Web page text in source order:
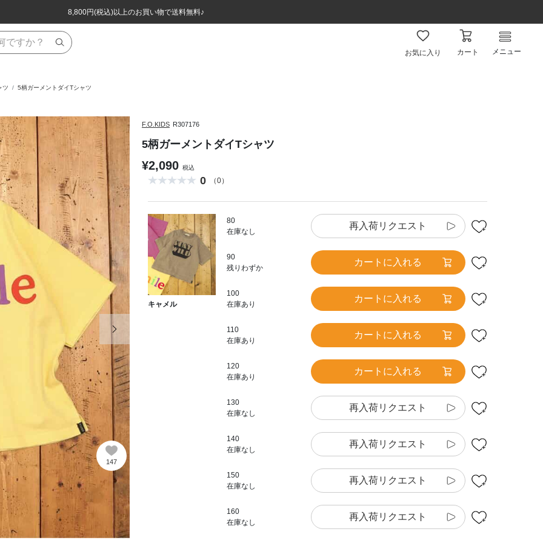
8,800円(税込)以上のお買い物で送料無料♪
ほぼ全品半額！！8/12(水)お昼12:59まで！！
8,800円(税込)以上のお買い物で送料無料♪
ほぼ全品半額！！8/12(水)お昼12:59まで！！
お気に入り カート メニュー
ツ 5柄ガーメントダイTシャツ
147
F.O.KIDS R307176
5柄ガーメントダイTシャツ
¥2,090 税込
0 （0）
キャメル
80
在庫なし
再入荷リクエスト
90
残りわずか
カートに入れる
100
在庫あり
カートに入れる
110
在庫あり
カートに入れる
120
在庫あり
カートに入れる
130
在庫なし
再入荷リクエスト
140
在庫なし
再入荷リクエスト
150
在庫なし
再入荷リクエスト
160
在庫なし
再入荷リクエスト